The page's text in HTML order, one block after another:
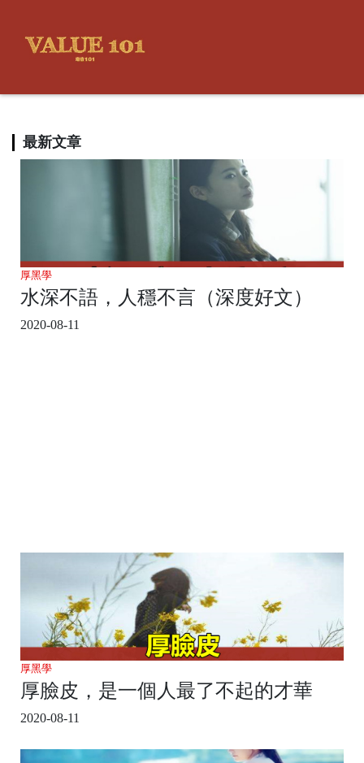
最新文章
厚黑學
水深不語，人穩不言（深度好文）
2020-08-11
厚黑學
厚臉皮，是一個人最了不起的才華
2020-08-11